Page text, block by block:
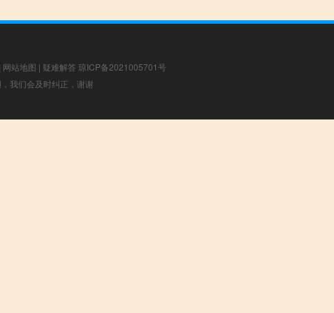
网站地图 | 疑难解答 琼ICP备2021005701号
我们会及时纠正，谢谢